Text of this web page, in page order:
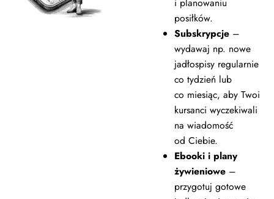
Znajdziesz tu też funkcje wspierające
optymalizację. Zbudujesz nie tylko stronę,
posiłków.
Subskrypcje –
wydawaj np. nowe
jadłospisy regularnie
co tydzień lub
co miesiąc, aby Twoi
kursanci wyczekiwali
na wiadomość
od Ciebie.
Ebooki i plany
żywieniowe –
przygotuj gotowe